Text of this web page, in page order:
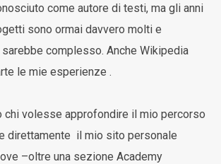
come autore di testi, ma gli anni
sono ormai davvero molti e
complesso. Anche Wikipedia
le mie esperienze .
chi volesse approfondire il mio percorso
direttamente il mio sito personale
–oltre una sezione Academy